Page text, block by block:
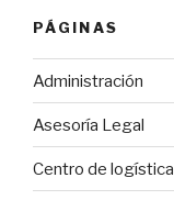
PÁGINAS
Administración
Asesoría Legal
Centro de